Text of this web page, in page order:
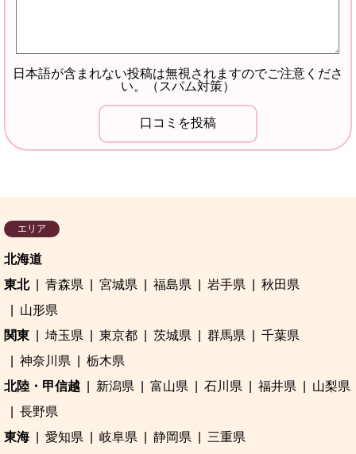
日本語が含まれない投稿は無視されますのでご注意くださ
い。（スパム対策）
エリア
北海道
東北
青森県 宮城県 福島県 岩手県
秋田県
山形県
関東
埼玉県 東京都 茨城県 群馬県
千葉県
神奈川県
栃木県
北陸・甲信越
新潟県 富山県 石川県 福井県
山梨県
長野県
東海
愛知県 岐阜県 静岡県
三重県